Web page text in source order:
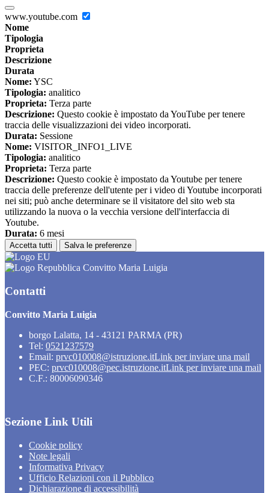
www.youtube.com
Nome
Tipologia
Proprieta
Descrizione
Durata
Nome: YSC
Tipologia: analitico
Proprieta: Terza parte
Descrizione: Questo cookie è impostato da YouTube per tenere
traccia delle visualizzazioni dei video incorporati.
Durata: Sessione
Nome: VISITOR_INFO1_LIVE
Tipologia: analitico
Proprieta: Terza parte
Descrizione: Questo cookie è impostato da Youtube per tenere
traccia delle preferenze dell'utente per i video di Youtube incorporati
nei siti; può anche determinare se il visitatore del sito web sta
utilizzando la nuova o la vecchia versione dell'interfaccia di
Youtube.
Durata: 6 mesi
Accetta tutti Salva le preferenze
Convitto Maria Luigia
Contatti
Convitto Maria Luigia
borgo Lalatta, 14 - 43121 PARMA (PR)
Tel: 0521237579
Email: prvc010008@istruzione.itLink per inviare una mail
PEC: prvc010008@pec.istruzione.itLink per inviare una mail
C.F.: 80006090346
Sezione Link Utili
Cookie policy
Note legali
Informativa Privacy
Ufficio Relazioni con il Pubblico
Dichiarazione di accessibilità